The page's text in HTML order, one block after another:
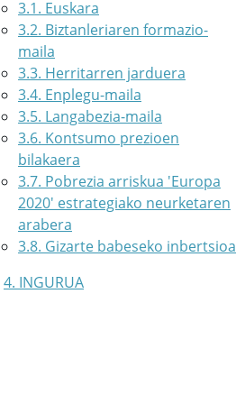
3.1. Euskara
3.2. Biztanleriaren formazio-
maila
3.3. Herritarren jarduera
3.4. Enplegu-maila
3.5. Langabezia-maila
3.6. Kontsumo prezioen
bilakaera
3.7. Pobrezia arriskua 'Europa
2020' estrategiako neurketaren
arabera
3.8. Gizarte babeseko inbertsioa
4. INGURUA